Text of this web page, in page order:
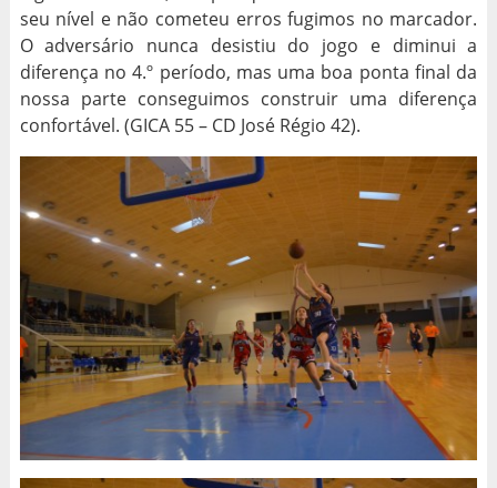
seu nível e não cometeu erros fugimos no marcador.
O adversário nunca desistiu do jogo e diminui a
diferença no 4.º período, mas uma boa ponta final da
nossa parte conseguimos construir uma diferença
confortável. (GICA 55 – CD José Régio 42).